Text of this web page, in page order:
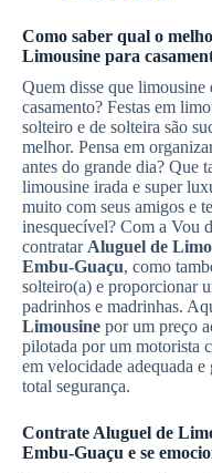
Como saber qual o
Limousine para
Quem disse que limousine
casamento? Festas em
solteiro e de solteira são
melhor. Pensa em
antes do grande dia? Que
limousine irada e super
muito com seus amigos e
inesquecível? Com a Vou
contratar Aluguel de
Embu-Guaçu, como
solteiro(a) e proporcionar
padrinhos e madrinhas.
Limousine por um preço
pilotada por um motorista
em velocidade adequada
total segurança.
Contrate Aluguel de
Embu-Guaçu e se